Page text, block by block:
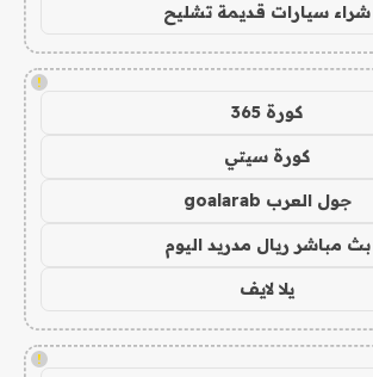
شراء سيارات قديمة تشليح
!
كورة 365
كورة سيتي
جول العرب goalarab
بث مباشر ريال مدريد اليوم
يلا لايف
!